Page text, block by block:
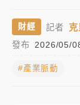
強風長浪襲
水觀浪恐重罰
雨不穩定」
財經 記者
發布 2026/05/
#產業脈動